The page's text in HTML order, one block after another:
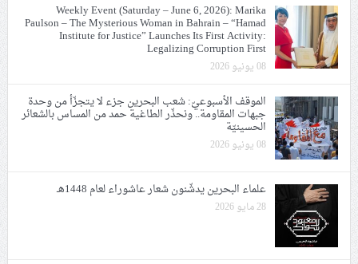
Weekly Event (Saturday – June 6, 2026): Marika
Paulson – The Mysterious Woman in Bahrain – “Hamad
Institute for Justice” Launches Its First Activity:
Legalizing Corruption First
08 يونيو 2026
الموقف الأسبوعيّ: شعب البحرين جزء لا يتجزّأ من وحدة
جبهات المقاومة.. ونحذّر الطاغية حمد من المساس بالشعائر
الحسينيّة
08 يونيو 2026
علماء البحرين يدشّنون شعار عاشوراء لعام 1448هـ
28 مايو 2026